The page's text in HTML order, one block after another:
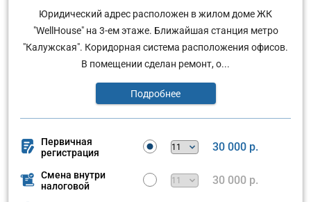
Юридический адрес расположен в жилом доме ЖК
"WellHouse" на 3-ем этаже. Ближайшая станция метро
"Калужская". Коридорная система расположения офисов.
В помещении сделан ремонт, о...
Подробнее
Первичная
регистрация
30 000 р.
Смена внутри
налоговой
30 000 р.